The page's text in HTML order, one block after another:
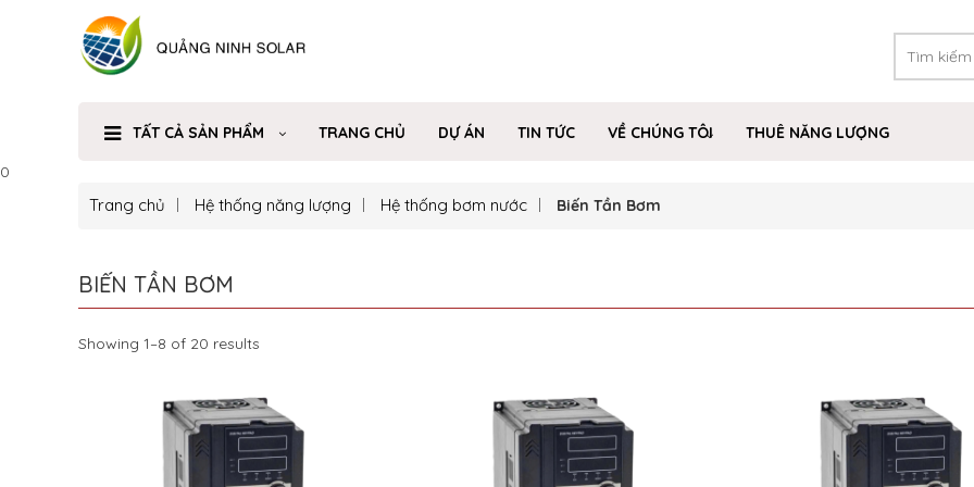
TẤT CẢ SẢN PHẨM TRANG CHỦ DỰ ÁN TIN TỨC VỀ CHÚNG TÔI
THUÊ NĂNG LƯỢNG
0
Trang chủ Hệ thống năng lượng Hệ thống bơm nước Biến Tần Bơm
BIẾN TẦN BƠM
Showing 1–8 of 20 results